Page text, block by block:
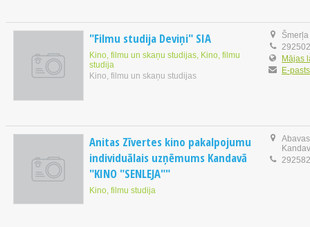
"Filmu studija Deviņi" SIA
Kino, filmu un skaņu studijas, Kino, filmu
studija
Kino, filmu un skaņu studijas
Mājas
E-pasts
Anitas Zīvertes kino pakalpojumu
individuālais uzņēmums Kandavā
"KINO "SENLEJA""
Kino, filmu studija